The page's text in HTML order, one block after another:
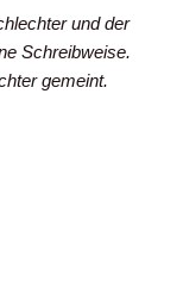
und der
Schreibweise.
gemeint.